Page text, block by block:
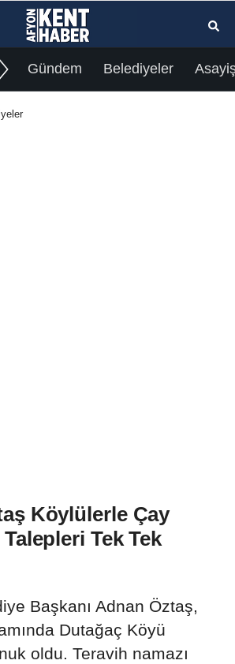
Gündem Belediyeler
Köylülerle Çay
Tek Tek
Başkanı Adnan Öztaş,
Dutağaç Köyü
oldu. Teravih namazı